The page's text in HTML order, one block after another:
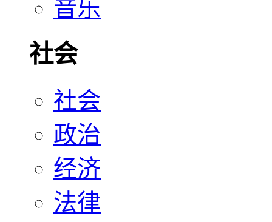
音乐
社会
社会
政治
经济
法律